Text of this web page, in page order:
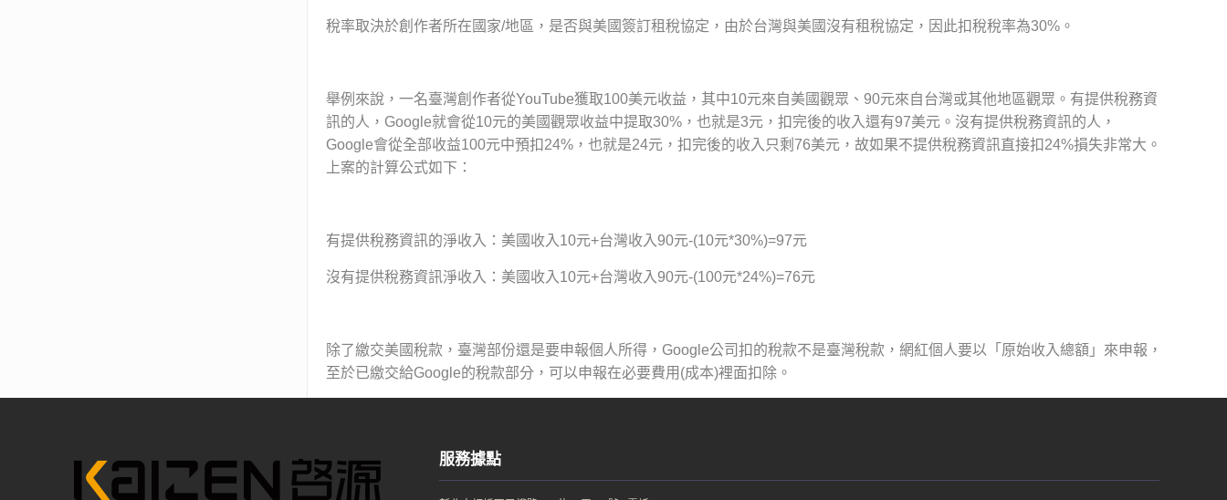
稅率取決於創作者所在國家/地區，是否與美國簽訂租稅協定，由於台灣與美國沒有租稅協定，因此扣稅稅率為30%。
舉例來說，一名臺灣創作者從YouTube獲取100美元收益，其中10元來自美國觀眾、90元來自台灣或其他地區觀眾。有提供稅務資
訊的人，Google就會從10元的美國觀眾收益中提取30%，也就是3元，扣完後的收入還有97美元。沒有提供稅務資訊的人，
Google會從全部收益100元中預扣24%，也就是24元，扣完後的收入只剩76美元，故如果不提供稅務資訊直接扣24%損失非常大。
上案的計算公式如下：
有提供稅務資訊的淨收入：美國收入10元+台灣收入90元-(10元*30%)=97元
沒有提供稅務資訊淨收入：美國收入10元+台灣收入90元-(100元*24%)=76元
除了繳交美國稅款，臺灣部份還是要申報個人所得，Google公司扣的稅款不是臺灣稅款，網紅個人要以「原始收入總額」來申報，
至於已繳交給Google的稅款部分，可以申報在必要費用(成本)裡面扣除。
服務據點